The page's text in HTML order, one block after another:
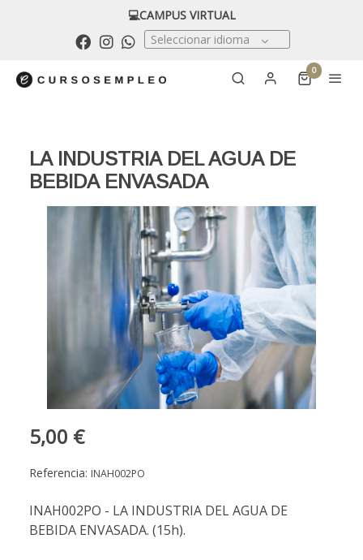
💻CAMPUS VIRTUAL
Seleccionar idioma
0
LA INDUSTRIA DEL AGUA DE
BEBIDA ENVASADA
5,00 €
Referencia: INAH002PO
INAH002PO - LA INDUSTRIA DEL AGUA DE
BEBIDA ENVASADA. (15h).